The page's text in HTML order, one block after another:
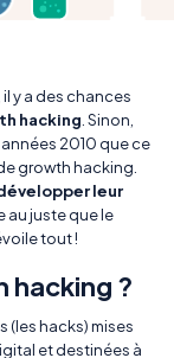
y a des chances
hacking . Sinon,
2010 que ce
growth hacking.
leur
au juste que le
tout !
?
(les hacks) mises
et destinées à